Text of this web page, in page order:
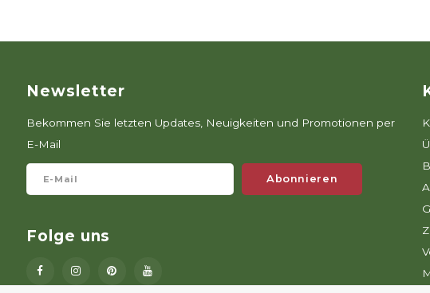
Newsletter
Bekommen Sie letzten Updates, Neuigkeiten und Promotionen per
E-Mail
Abonnieren
Folge uns